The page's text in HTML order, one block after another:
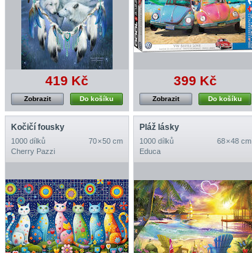
419 Kč
Do košíku
Zobrazit
399 Kč
Do košíku
Zobrazit
Kočičí fousky
1000 dílků
70 × 50 cm
Cherry Pazzi
Pláž lásky
1000 dílků
68 × 48 cm
Educa